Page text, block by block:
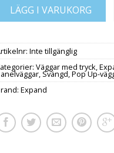
LÄGG I VARUKORG
Inte tillgänglig
Väggar med tryck,
, Svängd,Pop Up-
Expand